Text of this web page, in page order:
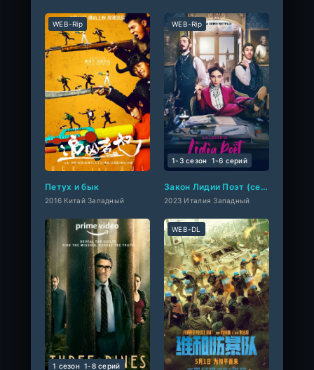
Петух и бык
2016 Китай Западный
WEB-Rip
Закон Лидии Поэт (сериал 2023 – ...)
2023 Италия Западный
WEB-Rip
1-3 сезон 1-6 cерий
1 сезон 1-8 cерий
WEB-DL